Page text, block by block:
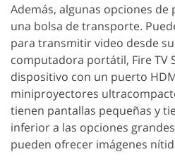
Además, algunas opciones
una bolsa de transporte.
para transmitir video desde
computadora portátil, Fire TV
dispositivo con un puerto
miniproyectores
tienen pantallas pequeñas y
inferior a las opciones
pueden ofrecer imágenes